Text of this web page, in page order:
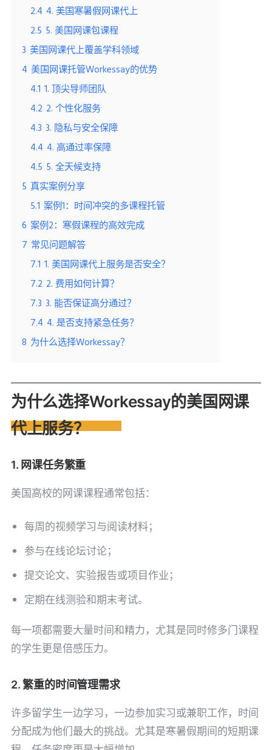
2.4 4. 美国寒暑假网课代上
2.5 5. 美国网课包课程
3 美国网课代上覆盖学科领域
4 美国网课托管Workessay的优势
4.1 1. 顶尖导师团队
4.2 2. 个性化服务
4.3 3. 隐私与安全保障
4.4 4. 高通过率保障
4.5 5. 全天候支持
5 真实案例分享
5.1 案例1：时间冲突的多课程托管
6 案例2：寒假课程的高效完成
7 常见问题解答
7.1 1. 美国网课代上服务是否安全？
7.2 2. 费用如何计算？
7.3 3. 能否保证高分通过？
7.4 4. 是否支持紧急任务？
8 为什么选择Workessay？
为什么选择Workessay的美国网课
代上服务？
1. 网课任务繁重
美国高校的网课课程通常包括：
每周的视频学习与阅读材料；
参与在线论坛讨论；
提交论文、实验报告或项目作业；
定期在线测验和期末考试。
每一项都需要大量时间和精力，尤其是同时修多门课程
的学生更是倍感压力。
2. 繁重的时间管理需求
许多留学生一边学习，一边参加实习或兼职工作，时间
分配成为他们最大的挑战。尤其是寒暑假期间的短期课